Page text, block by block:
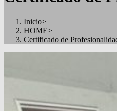
Inicio>
HOME>
Certificado de